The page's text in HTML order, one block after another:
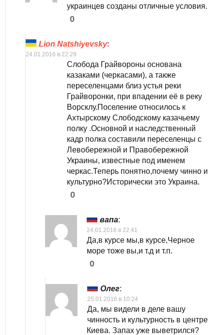
украинцев созданы отличные условия.
0
Lion Natshiyevsky:
24.01.2016 в 22:29
Слобода Грайвороны основана
казаками (черкасами), а также
переселенцами близ устья реки
Грайворонки, при впадении её в реку
Ворсклу.Поселение относилось к
Ахтырскому Слободскому казачьему
полку .Основной и наследственный
кадр полка составили переселенцы с
Левобережной и Правобережной
Украины, известные под именем
черкас.Теперь понятно,почему чинно и
культурно?Исторически это Украина.
0
вапа:
24.01.2016 в 22:41
Да,в курсе мы,в курсе,Черное
море тоже вы,и т.д и т.п.
0
Олег:
25.01.2016 в 10:24
Да, мы видели в деле вашу
чинность и культурность в центре
Киева. Запах уже выветрился?